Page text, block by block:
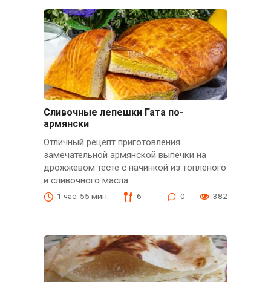
Сливочные лепешки Гата по-
армянски
Отличный рецепт приготовления
замечательной армянской выпечки на
дрожжевом тесте с начинкой из топленого
и сливочного масла
1 час. 55 мин. 6 0 382